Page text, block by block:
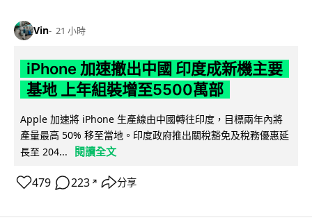
Vin 21 小時
iPhone 加速撤出中國 印度成新機主要
基地 上年組裝增至5500萬部
Apple 加速將 iPhone 生產線由中國轉往印度，目標兩年內將
產量最高 50% 移至當地。印度政府推出關稅豁免及稅務優惠延
長至 204...
閱讀全文
479 223 ↗ 分享